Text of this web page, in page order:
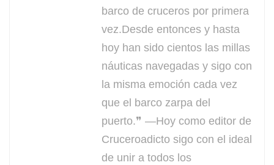
barco de cruceros por primera
vez.Desde entonces y hasta
hoy han sido cientos las millas
náuticas navegadas y sigo con
la misma emoción cada vez
que el barco zarpa del
puerto.❞ —Hoy como editor de
Cruceroadicto sigo con el ideal
de unir a todos los